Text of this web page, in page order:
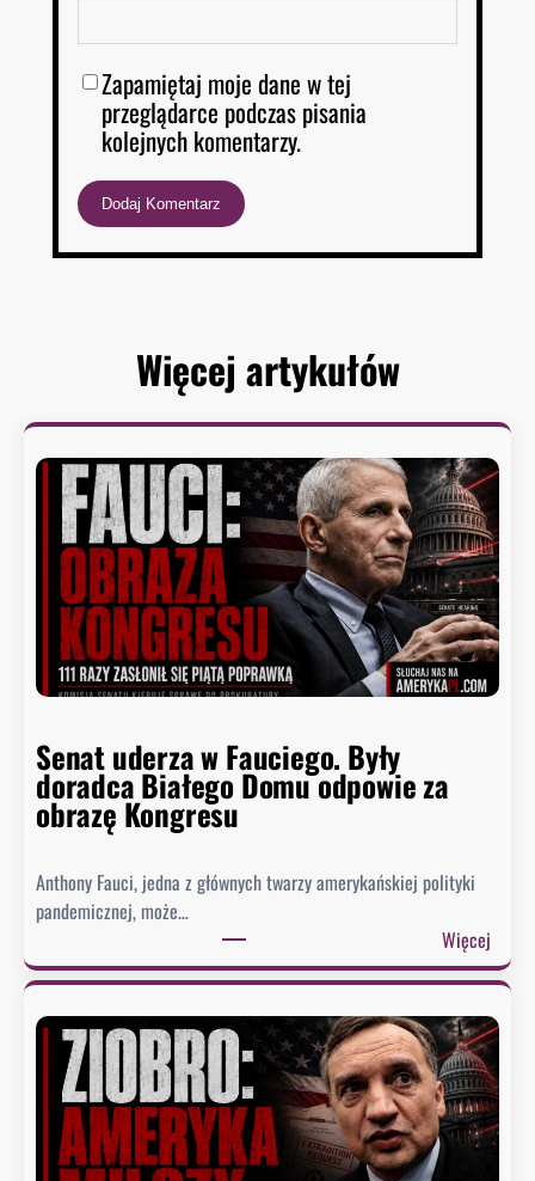
Zapamiętaj moje dane w tej
przeglądarce podczas pisania
kolejnych komentarzy.
Więcej artykułów
Senat uderza w Fauciego. Były
doradca Białego Domu odpowie za
obrazę Kongresu
Anthony Fauci, jedna z głównych twarzy amerykańskiej polityki
pandemicznej, może…
Więcej:
S
n
a
t
u
d